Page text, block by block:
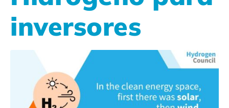
inversores